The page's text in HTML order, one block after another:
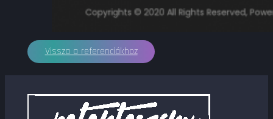
Vissza a referenciákhoz